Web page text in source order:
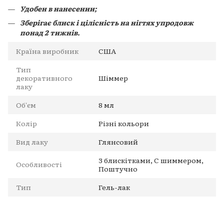
Удобен в нанесении;
Зберігає блиск і цілісність на нігтях упродовж
понад 2 тижнів.
Країна виробник
США
Тип
декоративного
лаку
Шіммер
Об'єм
8 мл
Колір
Різні кольори
Вид лаку
Глянсовий
Особливості
З блискітками, С шиммером,
Поштучно
Тип
Гель-лак